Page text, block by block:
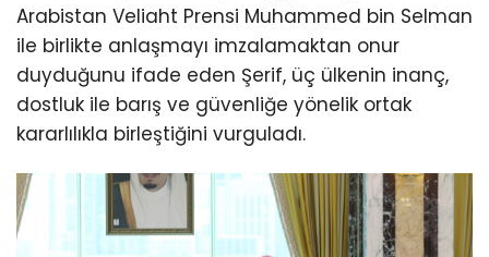
Arabistan Veliaht Prensi Muhammed bin Selman
ile birlikte anlaşmayı imzalamaktan onur
duyduğunu ifade eden Şerif, üç ülkenin inanç,
dostluk ile barış ve güvenliğe yönelik ortak
kararlılıkla birleştiğini vurguladı.